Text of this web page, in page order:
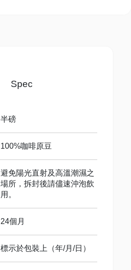
Spec
半磅
100%咖啡原豆
避免陽光直射及高溫潮濕之
場所，拆封後請儘速沖泡飲
用。
24個月
標示於包裝上（年/月/日）